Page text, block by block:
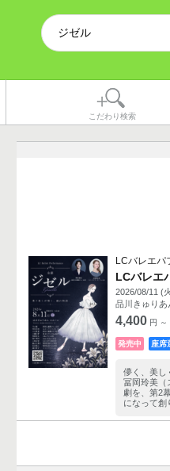
こだわり検索
LCバレエパ
LCバレエ
2026/08/11 (
品川きゅり
4,400 円 ～
発売中 座席
儚く、美し
冨岡玲美（
劇を、第2
になって創